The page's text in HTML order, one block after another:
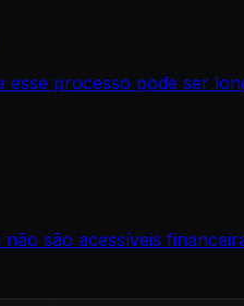
processo pode ser
são acessíveis